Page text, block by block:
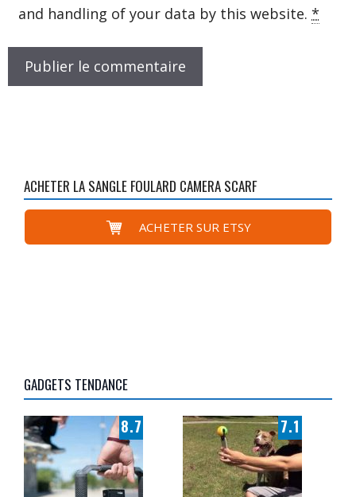
and handling of your data by this website. *
ACHETER LA SANGLE FOULARD CAMERA SCARF
ACHETER SUR ETSY
GADGETS TENDANCE
8.7 7.1